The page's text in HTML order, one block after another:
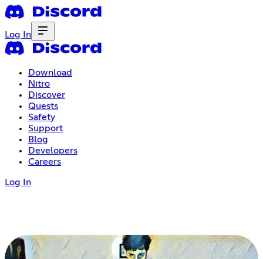
Log In
Download
Nitro
Discover
Quests
Safety
Support
Blog
Developers
Careers
Log In